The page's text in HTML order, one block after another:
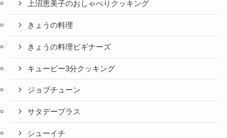
上沼恵美子のおしゃべりクッキング
きょうの料理
きょうの料理ビギナーズ
キューピー3分クッキング
ジョブチューン
サタデープラス
シューイチ